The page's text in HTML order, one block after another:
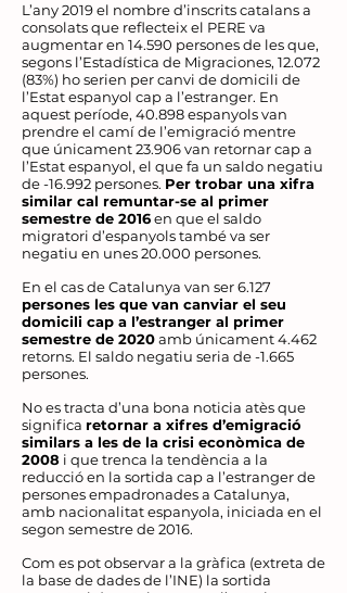
L’any 2019 el nombre d’inscrits catalans a
consolats que reflecteix el PERE va
augmentar en 14.590 persones de les que,
segons l’Estadística de Migraciones, 12.072
(83%) ho serien per canvi de domicili de
l’Estat espanyol cap a l’estranger. En
aquest període, 40.898 espanyols van
prendre el camí de l’emigració mentre
que únicament 23.906 van retornar cap a
l’Estat espanyol, el que fa un saldo negatiu
de -16.992 persones. Per trobar una xifra
similar cal remuntar-se al primer
semestre de 2016en que el saldo
migratori d’espanyols també va ser
negatiu en unes 20.000 persones.
En el cas de Catalunya van ser 6.127
persones les que van canviar el seu
domicili cap a l’estranger al primer
semestre de 2020amb únicament 4.462
retorns. El saldo negatiu seria de -1.665
persones.
No es tracta d’una bona noticia atès que
significa retornar a xifres d’emigració
similars a les de la crisi econòmica de
2008 i que trenca la tendència a la
reducció en la sortida cap a l’estranger de
persones empadronades a Catalunya,
amb nacionalitat espanyola, iniciada en el
segon semestre de 2016.
Com es pot observar a la gràfica (extreta de
la base de dades de l’INE) la sortida